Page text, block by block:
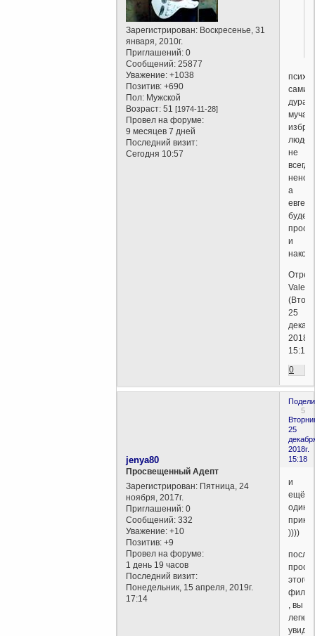
Зарегистрирован: Воскресенье, 31
января, 2010г.
Приглашений: 0
Сообщений: 25877
Уважение: +1038
Позитив: +690
Пол: Мужской
Возраст: 51[1974-11-28]
Провел на форуме:
9 месяцев 7 дней
Последний визит:
Сегодня 10:57
сами
не
всегда
а
будет
и
25
2018г.
15:13)
0
5
25
2018г.
15:18
jenya80
Просвещенный Адепт
Зарегистрирован: Пятница, 24
ноября, 2017г.
Приглашений: 0
Сообщений: 332
Уважение: +10
Позитив: +9
Провел на форуме:
1 день 19 часов
Последний визит:
Понедельник, 15 апреля, 2019г.
17:14
и
ещё
один
))))
после
этого
, вы
легко